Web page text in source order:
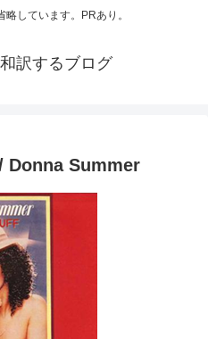
しています。PRあり。
訳するブログ
Donna Summer